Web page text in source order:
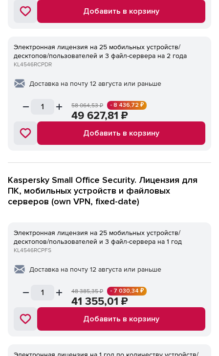
Добавить в корзину
Электронная лицензия на 25 мобильных устройств/
десктопов/пользователей и 3 файл-сервера на 2 года
KL4546RCPDR
Доставка на почту 12 августа или раньше
58 064,53₽ - 8 436,72 ₽
49 627,81 ₽
Добавить в корзину
Kaspersky Small Office Security. Лицензия для
ПК, мобильных устройств и файловых
серверов (own VPN, fixed-date)
Электронная лицензия на 25 мобильных устройств/
десктопов/пользователей и 3 файл-сервера на 1 год
KL4546RCPFS
Доставка на почту 12 августа или раньше
48 385,35₽ - 7 030,34 ₽
41 355,01 ₽
Добавить в корзину